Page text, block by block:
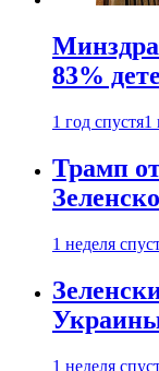
83%
1 год спустя1
Трамп
1 неделя
1 неделя